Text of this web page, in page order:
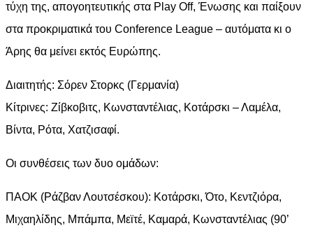
τύχη της, απογοητευτικής στα Play Off, Ένωσης και παίξουν
στα προκριματικά του Conference League – αυτόματα κι ο
Άρης θα μείνει εκτός Ευρώπης.
Διαιτητής: Σόρεν Στορκς (Γερμανία)
Κίτρινες: Ζίβκοβιτς, Κωνσταντέλιας, Κοτάρσκι – Λαμέλα,
Βίντα, Ρότα, Χατζισαφί.
Οι συνθέσεις των δυο ομάδων:
ΠΑΟΚ (Ράζβαν Λουτσέσκου): Κοτάρσκι, Ότο, Κεντζιόρα,
Μιχαηλίδης, Μπάμπα, Μεϊτέ, Καμαρά, Κωνσταντέλιας (90’